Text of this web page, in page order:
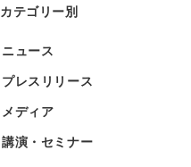
カテゴリー別
ニュース
プレスリリース
メディア
講演・セミナー